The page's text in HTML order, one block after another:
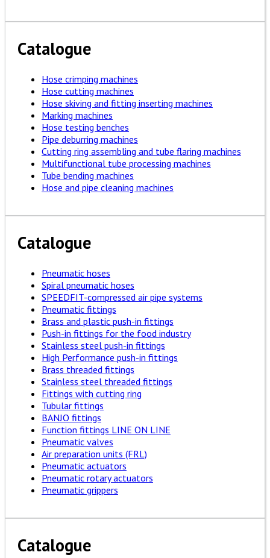
Catalogue
Hose crimping machines
Hose cutting machines
Hose skiving and fitting inserting machines
Marking machines
Hose testing benches
Pipe deburring machines
Cutting ring assembling and tube flaring machines
Multifunctional tube processing machines
Tube bending machines
Hose and pipe cleaning machines
Catalogue
Pneumatic hoses
Spiral pneumatic hoses
SPEEDFIT-compressed air pipe systems
Pneumatic fittings
Brass and plastic push-in fittings
Push-in fittings for the food industry
Stainless steel push-in fittings
High Performance push-in fittings
Brass threaded fittings
Stainless steel threaded fittings
Fittings with cutting ring
Tubular fittings
BANJO fittings
Function fittings LINE ON LINE
Pneumatic valves
Air preparation units (FRL)
Pneumatic actuators
Pneumatic rotary actuators
Pneumatic grippers
Catalogue